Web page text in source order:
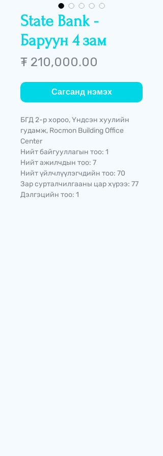
State Bank -
Баруун 4 зам
₮ 210,000.00
Сагсанд нэмэх
БГД 2-р хороо, Үндсэн хуулийн
гудамж, Rocmon Building Office
Center
Нийт байгууллагын тоо: 1
Нийт ажилчдын тоо: 7
Нийт үйлчлүүлэгчдийн тоо: 70
Зар сурталчилгааны цар хүрээ: 77
Дэлгэцийн тоо: 1